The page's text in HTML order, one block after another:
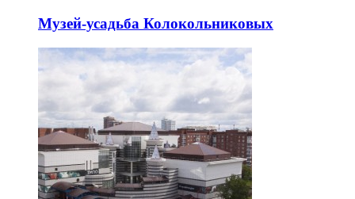
Музей-усадьба Колокольниковых